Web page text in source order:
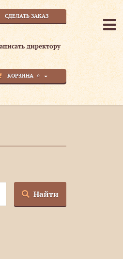
СДЕЛАТЬ ЗАКАЗ
директору
КОРЗИНА 0
Найти